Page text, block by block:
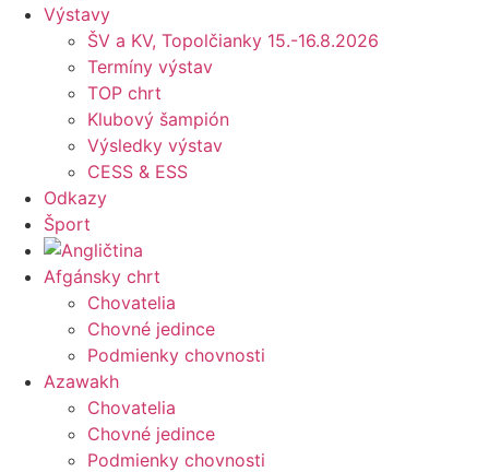
Výstavy
ŠV a KV, Topolčianky 15.-16.8.2026
Termíny výstav
TOP chrt
Klubový šampión
Výsledky výstav
CESS & ESS
Odkazy
Šport
Afgánsky chrt
Chovatelia
Chovné jedince
Podmienky chovnosti
Azawakh
Chovatelia
Chovné jedince
Podmienky chovnosti